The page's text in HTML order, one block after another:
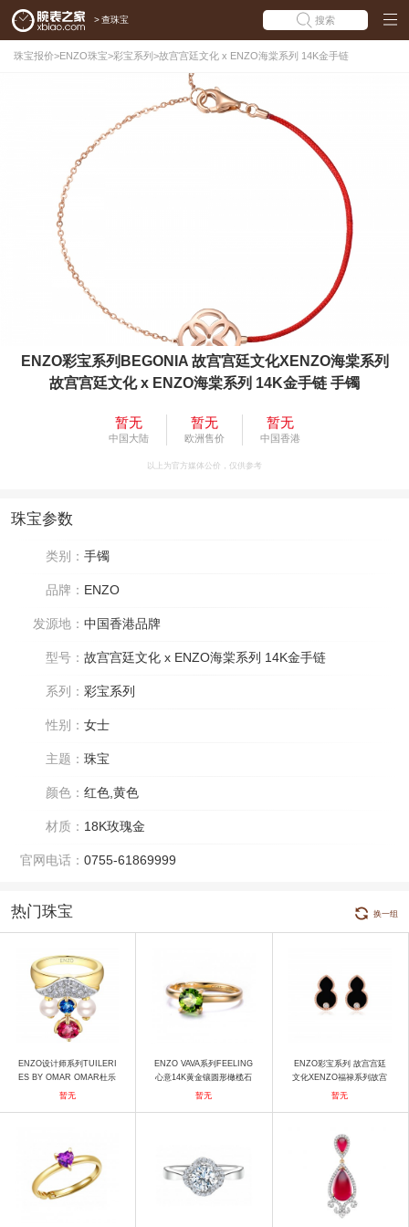
> 查珠宝 搜索
珠宝报价>ENZO珠宝>彩宝系列 >故宫宫廷文化 x ENZO海棠系列 14K金手链
ENZO彩宝系列BEGONIA 故宫宫廷文化XENZO海棠系列
故宫宫廷文化 x ENZO海棠系列 14K金手链 手镯
暂无
中国大陆
暂无
欧洲售价
暂无
中国香港
以上为官方媒体公价，仅供参考
珠宝参数
类别： 手镯
品牌： ENZO
发源地： 中国香港品牌
型号： 故宫宫廷文化 x ENZO海棠系列 14K金手链
系列： 彩宝系列
性别： 女士
主题： 珠宝
颜色： 红色,黄色
材质： 18K玫瑰金
官网电话： 0755-61869999
热门珠宝 换一组
ENZO设计师系列TUILERI
ES BY OMAR OMAR杜乐
丽花园 18K金镶珍珠红碧玺
暂无
ENZO VAVA系列FEELING
心意14K黄金镶圆形橄榄石
戒指 戒指
暂无
ENZO彩宝系列 故宫宫廷
文化XENZO福禄系列故宫
宫廷文化xENZO福禄系列-
暂无